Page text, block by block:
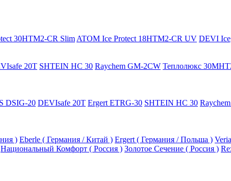
30HTM2-CR Slim ATOM Ice Protect 18HTM2-CR UV DEVI
20T SHTEIN HC 30 Raychem GM-2CW Теплолюкс
DSIG-20 DEVIsafe 20T Ergert ETRG-30 SHTEIN HC 30
) Eberle ( Германия / Китай ) Ergert ( Германия / Польша )
Национальный Комфорт ( Россия ) Золотое Сечение ( Россия )